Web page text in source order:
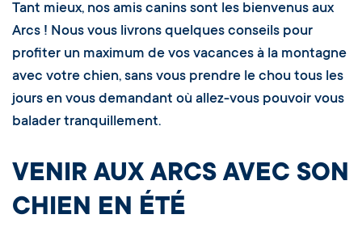
Tant mieux, nos amis canins sont les bienvenus aux
Arcs ! Nous vous livrons quelques conseils pour
profiter un maximum de vos vacances à la montagne
avec votre chien, sans vous prendre le chou tous les
jours en vous demandant où allez-vous pouvoir vous
balader tranquillement.
VENIR AUX ARCS AVEC SON
CHIEN EN ÉTÉ